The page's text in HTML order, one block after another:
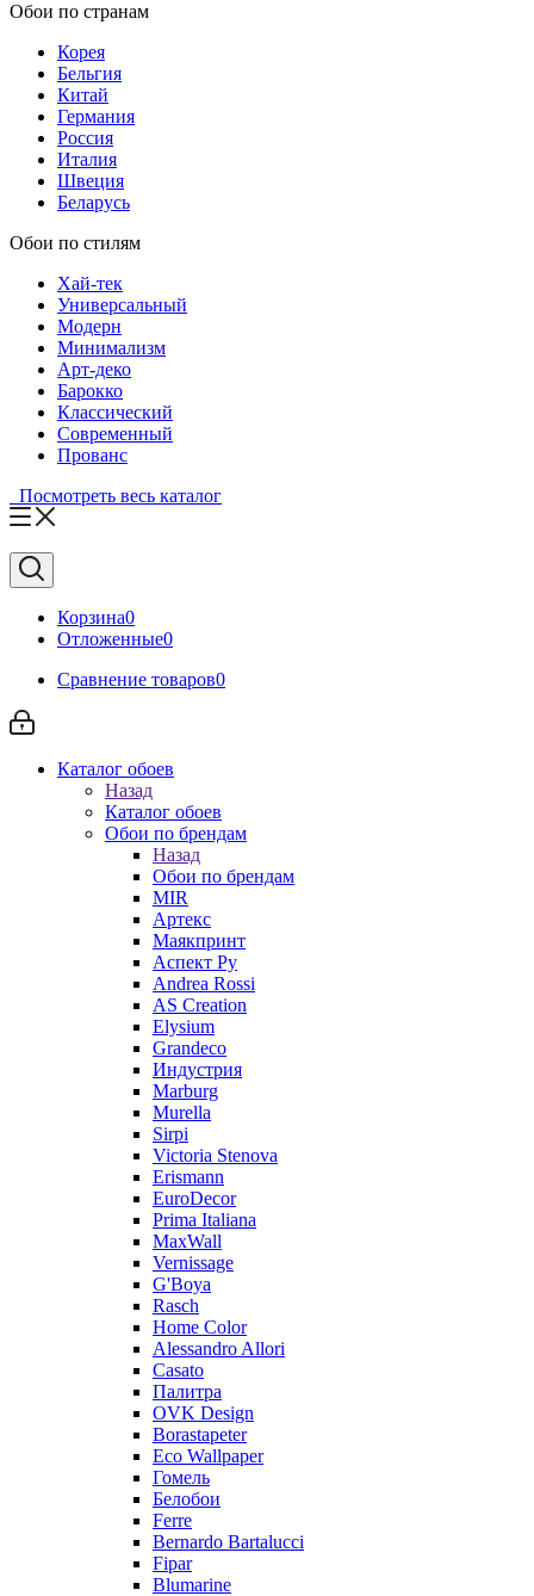
Обои по странам
Корея
Бельгия
Китай
Германия
Россия
Италия
Швеция
Беларусь
Обои по стилям
Хай-тек
Универсальный
Модерн
Минимализм
Арт-деко
Барокко
Классический
Современный
Прованс
Посмотреть весь каталог
Корзина0
Отложенные0
Сравнение товаров0
Каталог обоев
Назад
Каталог обоев
Обои по брендам
Назад
Обои по брендам
MIR
Артекс
Маякпринт
Аспект Ру
Andrea Rossi
AS Creation
Elysium
Grandeco
Индустрия
Marburg
Murella
Sirpi
Victoria Stenova
Erismann
EuroDecor
Prima Italiana
MaxWall
Vernissage
G'Boya
Rasch
Home Color
Alessandro Allori
Casato
Палитра
OVK Design
Borastapeter
Eco Wallpaper
Гомель
Белобои
Ferre
Bernardo Bartalucci
Fipar
Blumarine